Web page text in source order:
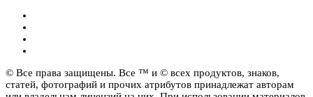
© Все права защищены. Все ™ и © всех продуктов, знаков,
статей, фотографий и прочих атрибутов принадлежат авторам